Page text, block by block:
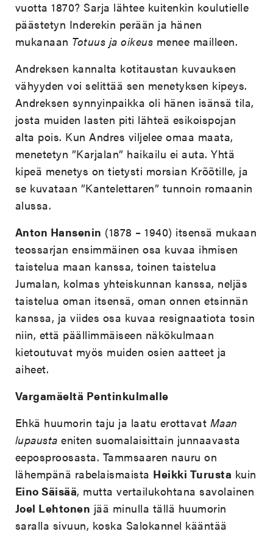
vuotta 1870? Sarja lähtee kuitenkin koulutielle
päästetyn Inderekin perään ja hänen
mukanaan Totuus ja oikeus menee mailleen.
Andreksen kannalta kotitaustan kuvauksen
vähyyden voi selittää sen menetyksen kipeys.
Andreksen synnyinpaikka oli hänen isänsä tila,
josta muiden lasten piti lähteä esikoispojan
alta pois. Kun Andres viljelee omaa maata,
menetetyn ”Karjalan” haikailu ei auta. Yhtä
kipeä menetys on tietysti morsian Krõõtille, ja
se kuvataan ”Kantelettaren” tunnoin romaanin
alussa.
Anton Hansenin (1878 – 1940) itsensä mukaan
teossarjan ensimmäinen osa kuvaa ihmisen
taistelua maan kanssa, toinen taistelua
Jumalan, kolmas yhteiskunnan kanssa, neljäs
taistelua oman itsensä, oman onnen etsinnän
kanssa, ja viides osa kuvaa resignaatiota tosin
niin, että päällimmäiseen näkökulmaan
kietoutuvat myös muiden osien aatteet ja
aiheet.
Vargamäeltä Pentinkulmalle
Ehkä huumorin taju ja laatu erottavat Maan
lupausta eniten suomalaisittain junnaavasta
eeposproosasta. Tammsaaren nauru on
lähempänä rabelaismaista Heikki Turusta kuin
Eino Säisää, mutta vertailukohtana savolainen
Joel Lehtonen jää minulla tällä huumorin
saralla sivuun, koska Salokannel kääntää